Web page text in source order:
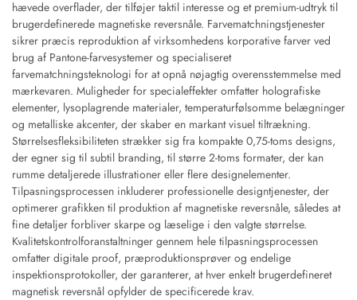
hævede overflader, der tilføjer taktil interesse og et premium-udtryk til
brugerdefinerede magnetiske reversnåle. Farvematchningstjenester
sikrer præcis reproduktion af virksomhedens korporative farver ved
brug af Pantone-farvesystemer og specialiseret
farvematchningsteknologi for at opnå nøjagtig overensstemmelse med
mærkevaren. Muligheder for specialeffekter omfatter holografiske
elementer, lysoplagrende materialer, temperaturfølsomme belægninger
og metalliske akcenter, der skaber en markant visuel tiltrækning.
Størrelsesfleksibiliteten strækker sig fra kompakte 0,75-toms designs,
der egner sig til subtil branding, til større 2-toms formater, der kan
rumme detaljerede illustrationer eller flere designelementer.
Tilpasningsprocessen inkluderer professionelle designtjenester, der
optimerer grafikken til produktion af magnetiske reversnåle, således at
fine detaljer forbliver skarpe og læselige i den valgte størrelse.
Kvalitetskontrolforanstaltninger gennem hele tilpasningsprocessen
omfatter digitale proof, præproduktionsprøver og endelige
inspektionsprotokoller, der garanterer, at hver enkelt brugerdefineret
magnetisk reversnål opfylder de specificerede krav.